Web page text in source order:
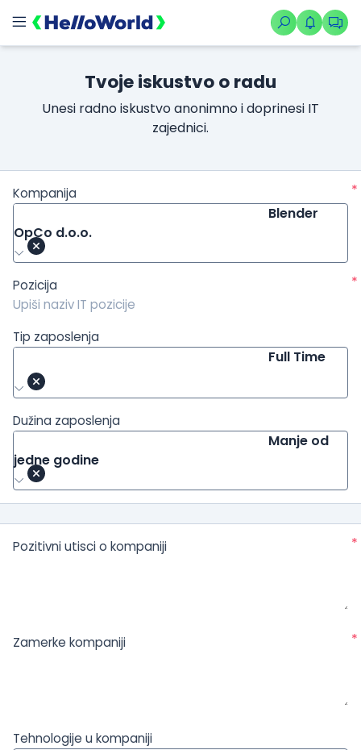
Tvoje iskustvo o radu
Unesi radno iskustvo anonimno i doprinesi IT
zajednici.
Kompanija
*
Blender
OpCo d.o.o.
Pozicija *
Tip zaposlenja
Full Time
Dužina zaposlenja
Manje od
jedne godine
Pozitivni utisci o kompaniji *
Zamerke kompaniji *
Tehnologije u kompaniji
/kompanije/iskustvo/